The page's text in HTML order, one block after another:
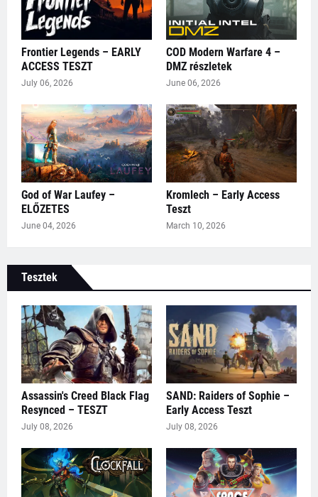
Frontier Legends – EARLY
ACCESS TESZT
July 06, 2026
COD Modern Warfare 4 –
DMZ részletek
June 06, 2026
God of War Laufey –
ELŐZETES
June 04, 2026
Kromlech – Early Access
Teszt
March 10, 2026
Tesztek
Assassin's Creed Black Flag
Resynced – TESZT
July 08, 2026
SAND: Raiders of Sophie –
Early Access Teszt
July 08, 2026